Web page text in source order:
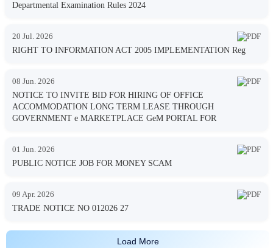
Departmental Examination Rules 2024
20 Jul. 2026
RIGHT TO INFORMATION ACT 2005 IMPLEMENTATION Reg
08 Jun. 2026
NOTICE TO INVITE BID FOR HIRING OF OFFICE
ACCOMMODATION LONG TERM LEASE THROUGH
GOVERNMENT e MARKETPLACE GeM PORTAL FOR
01 Jun. 2026
PUBLIC NOTICE JOB FOR MONEY SCAM
09 Apr. 2026
TRADE NOTICE NO 012026 27
Load More